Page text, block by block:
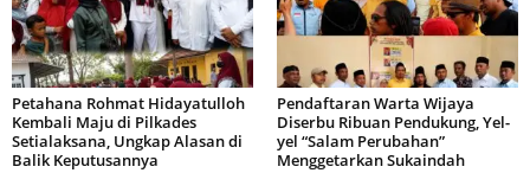
Petahana Rohmat Hidayatulloh
Kembali Maju di Pilkades
Setialaksana, Ungkap Alasan di
Balik Keputusannya
Pendaftaran Warta Wijaya
Diserbu Ribuan Pendukung, Yel-
yel “Salam Perubahan”
Menggetarkan Sukaindah